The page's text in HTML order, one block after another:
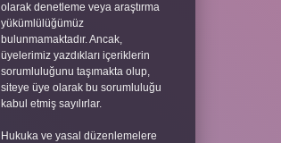
olarak denetleme veya araştırma
yükümlülüğümüz
bulunmamaktadır. Ancak,
üyelerimiz yazdıkları içeriklerin
sorumluluğunu taşımakta olup,
siteye üye olarak bu sorumluluğu
kabul etmiş sayılırlar.
Hukuka ve yasal düzenlemelere